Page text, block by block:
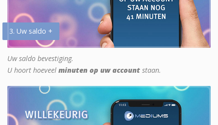
3. Uw saldo +
Uw saldo bevestiging.
U hoort hoeveel minuten op uw account staan.